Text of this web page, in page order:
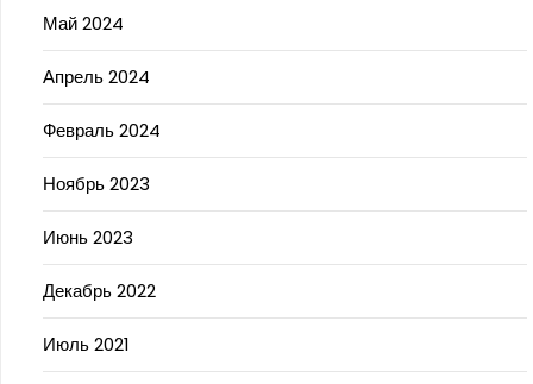
Май 2024
Апрель 2024
Февраль 2024
Ноябрь 2023
Июнь 2023
Декабрь 2022
Июль 2021